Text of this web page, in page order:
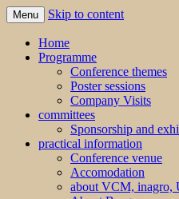
MS2013
Menu Skip to content
Home
Programme
Conference themes
Poster sessions
Company Visits
committees
Sponsorship and
practical information
Conference venue
Accomodation
about VCM, inagro,